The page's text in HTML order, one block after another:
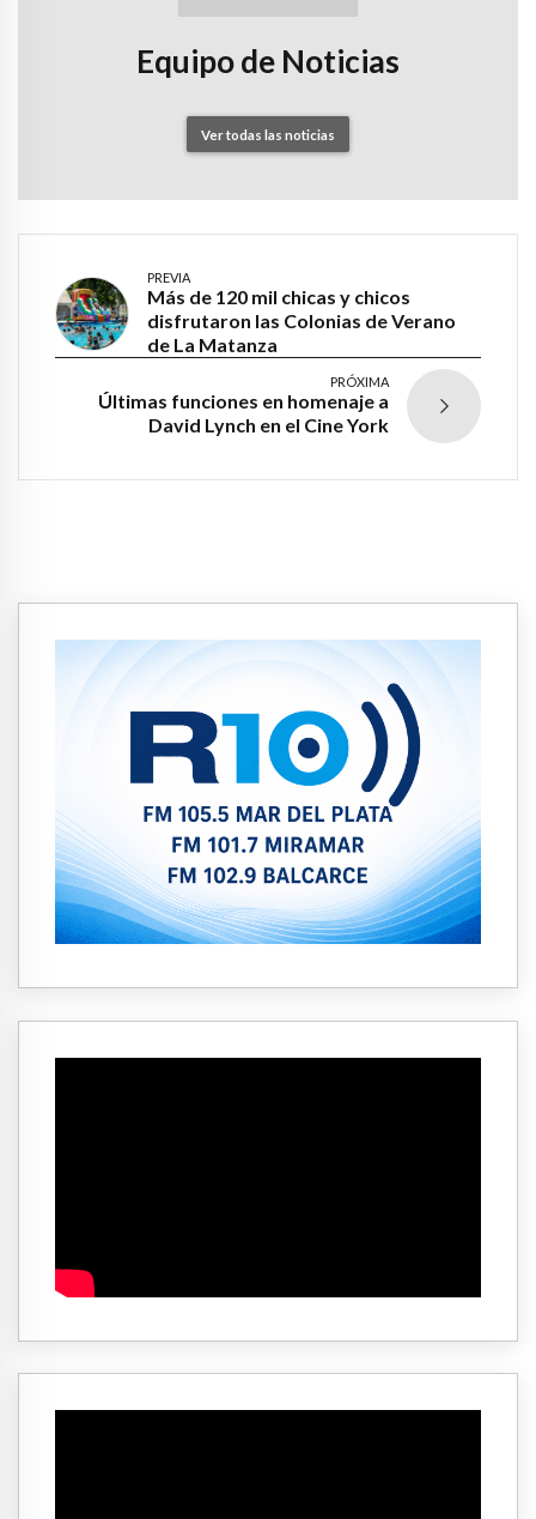
Equipo de Noticias
Ver todas las noticias
PREVIA
Más de 120 mil chicas y chicos
disfrutaron las Colonias de Verano
de La Matanza
PRÓXIMA
Últimas funciones en homenaje a
David Lynch en el Cine York